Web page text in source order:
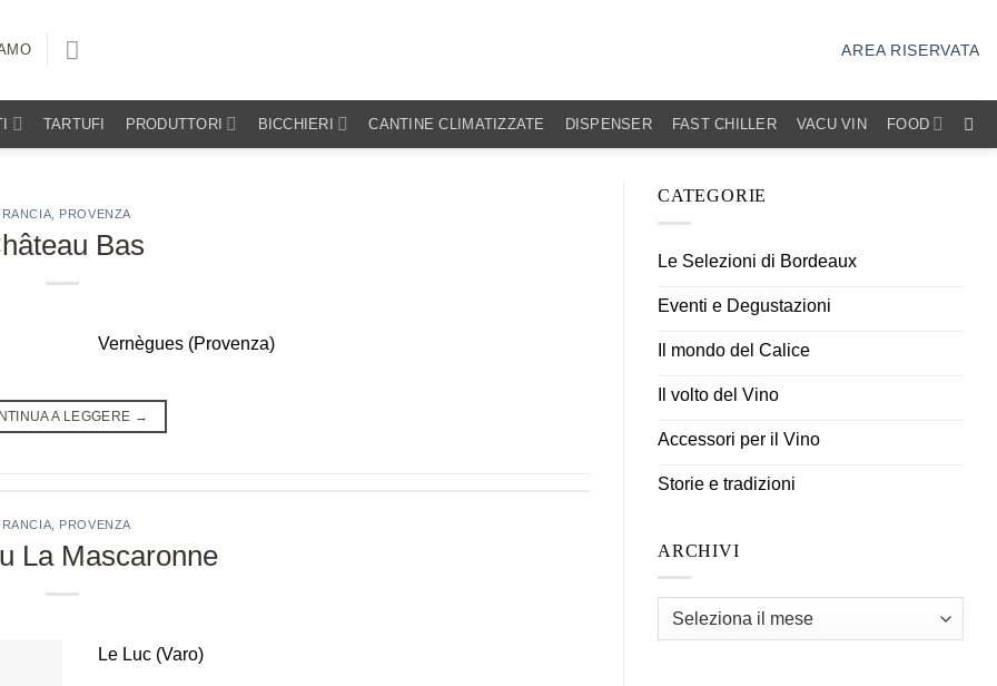
AREA RISERVATA
TARTUFI PRODUTTORI BICCHIERI CANTINE CLIMATIZZATE DISPENSER FAST CHILLER VACU VIN FOOD
PROVENZA
Bas
Vernègues (Provenza)
A LEGGERE →
, PROVENZA
La Mascaronne
Le Luc (Varo)
CATEGORIE
Le Selezioni di Bordeaux
Eventi e Degustazioni
Il mondo del Calice
Il volto del Vino
Accessori per il Vino
Storie e tradizioni
ARCHIVI
Archivi